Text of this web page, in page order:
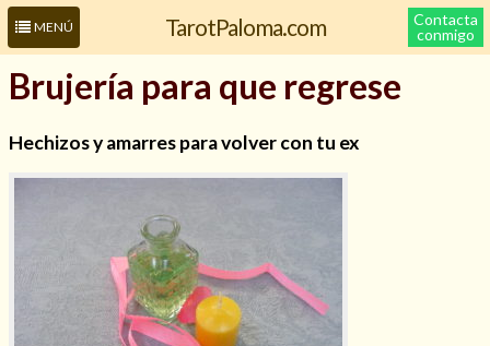
MENÚ TarotPaloma.com
Contacta
conmigo
Leer más sobre mí
Brujería para que regrese
Hechizos y amarres para volver con tu ex